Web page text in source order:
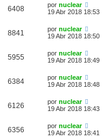
6408 por nuclear
19 Abr 2018 18:53
8841 por nuclear
19 Abr 2018 18:50
5955 por nuclear
19 Abr 2018 18:49
6384 por nuclear
19 Abr 2018 18:48
6126 por nuclear
19 Abr 2018 18:43
6356 por nuclear
19 Abr 2018 18:41